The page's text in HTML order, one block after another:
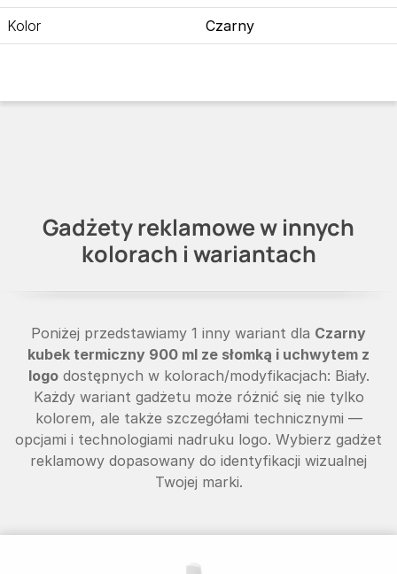
Kolor Czarny
Gadżety reklamowe w innych
kolorach i wariantach
Poniżej przedstawiamy 1 inny wariant dla Czarny
kubek termiczny 900 ml ze słomką i uchwytem z
logodostępnych w kolorach/modyfikacjach: Biały.
Każdy wariant gadżetu może różnić się nie tylko
kolorem, ale także szczegółami technicznymi —
opcjami i technologiami nadruku logo. Wybierz gadżet
reklamowy dopasowany do identyfikacji wizualnej
Twojej marki.